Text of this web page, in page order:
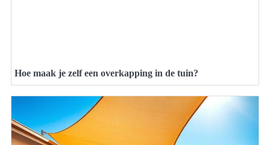
Hoe maak je zelf een overkapping in de tuin?